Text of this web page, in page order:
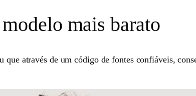
mais barato
através de um código de fontes confiáveis,